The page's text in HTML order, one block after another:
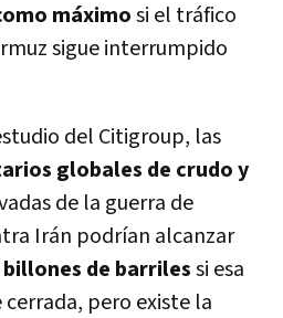
máximosi el tráfico
sigue interrumpido
del Citigroup, las
globales de crudo y
de la guerra de
Irán podrían alcanzar
billones de barrilessi esa
pero existe la